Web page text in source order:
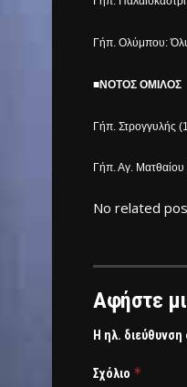
Γήπ. Ολύμπου:
■ΝΟΤΟΣ ΟΜΙΛΟΣ
Γήπ. Στρογγυλής
Γήπ. Αγ.
No related
Αφήστε
Η ηλ.
Σχόλιο *